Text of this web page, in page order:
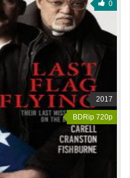
0
2017
BDRip 720p